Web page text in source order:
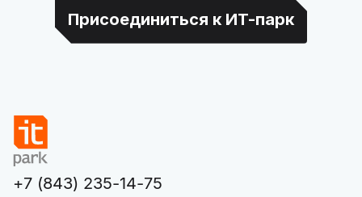
Присоединиться к ИТ-парк
+7 (843) 235-14-75